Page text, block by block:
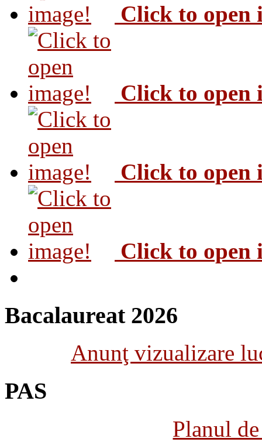
Click to open
Click to open
Click to open
Click to open
Bacalaureat 2026
Anunţ vizualizare
PAS
Planul